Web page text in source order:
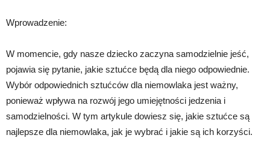
Wprowadzenie:
W momencie, gdy nasze dziecko zaczyna samodzielnie jeść,
pojawia się pytanie, jakie sztućce będą dla niego odpowiednie.
Wybór odpowiednich sztućców dla niemowlaka jest ważny,
ponieważ wpływa na rozwój jego umiejętności jedzenia i
samodzielności. W tym artykule dowiesz się, jakie sztućce są
najlepsze dla niemowlaka, jak je wybrać i jakie są ich korzyści.